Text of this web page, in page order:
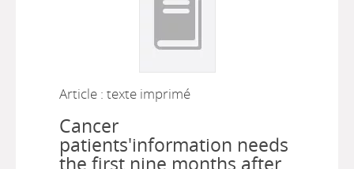
Article : texte imprimé
Cancer
patients'information needs
the first nine months after